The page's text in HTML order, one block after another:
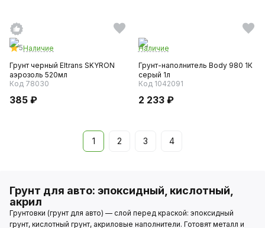
5Наличие
Грунт черный Eltrans SKYRON
аэрозоль 520мл
Код 78030
385 ₽
Наличие
Грунт-наполнитель Body 980 1К
серый 1л
Код 1042091
2 233 ₽
1 2 3 4
Грунт для авто: эпоксидный, кислотный,
акрил
Грунтовки (грунт для авто) — слой перед краской: эпоксидный
грунт, кислотный грунт, акриловые наполнители. Готовят металл и